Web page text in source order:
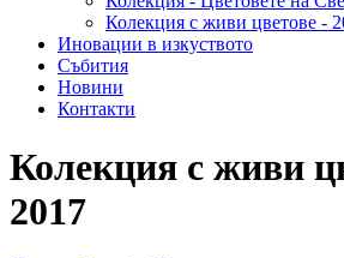
Колекция с живи цветове -
Иновации в изкуството
Събития
Новини
Контакти
Колекция с живи
2017